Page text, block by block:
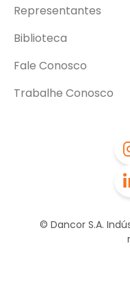
© Dancor S.A.
Representantes
Biblioteca
Fale Conosco
Trabalhe Conosco